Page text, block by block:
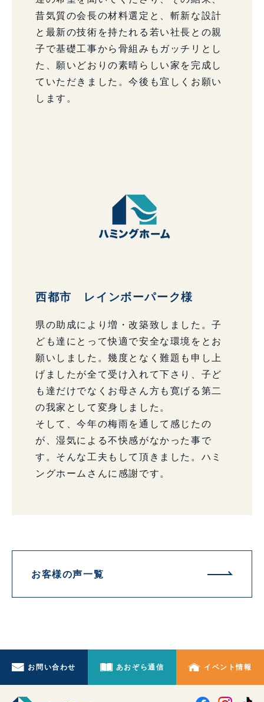
昔気質の会長の材料選定と、斬新な設計
と最新の技術を持たれる若い社長との親
子で基礎工事から骨組みもガッチリとし
た、願いどおりの素晴らしい家を完成し
ていただきました。今後も宜しくお願い
します。
西都市 レインボーパーク様
県の助成により増・改築致しました。子
ども達にとって快適で安全な環境をとお
願いしました。幾度となく難題も申し上
げましたが全て受け入れて下さり、子ど
も達だけでなくお母さん方も寛げる第二
の我家として変身しました。
そして、今年の梅雨を通して感じたの
が、湿気による不快感がなかった事で
す。そんな工夫もして頂きました。ハミ
ングホームさんに感謝です。
お客様の声一覧
お問い合わせ あおぞら通信 イベント情報